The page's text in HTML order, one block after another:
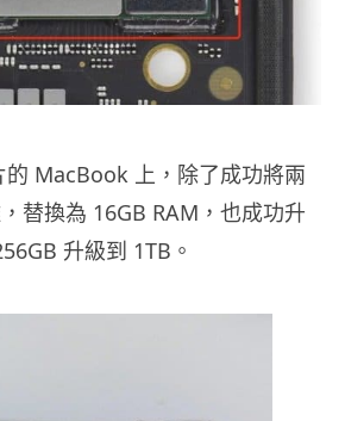
MacBook 上，除了成功將兩
替換為 16GB RAM，也成功升
升級到 1TB。